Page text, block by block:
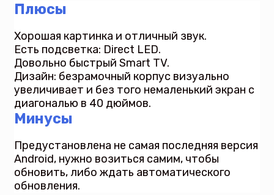
Плюсы
Хорошая картинка и отличный звук.
Есть подсветка: Direct LED.
Довольно быстрый Smart TV.
Дизайн: безрамочный корпус визуально
увеличивает и без того немаленький экран с
диагональю в 40 дюймов.
Минусы
Предустановлена не самая последняя версия
Android, нужно возиться самим, чтобы
обновить, либо ждать автоматического
обновления.